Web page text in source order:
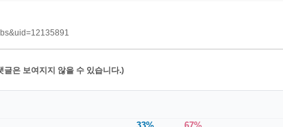
은 보여지지 않을 수 있습니다.)